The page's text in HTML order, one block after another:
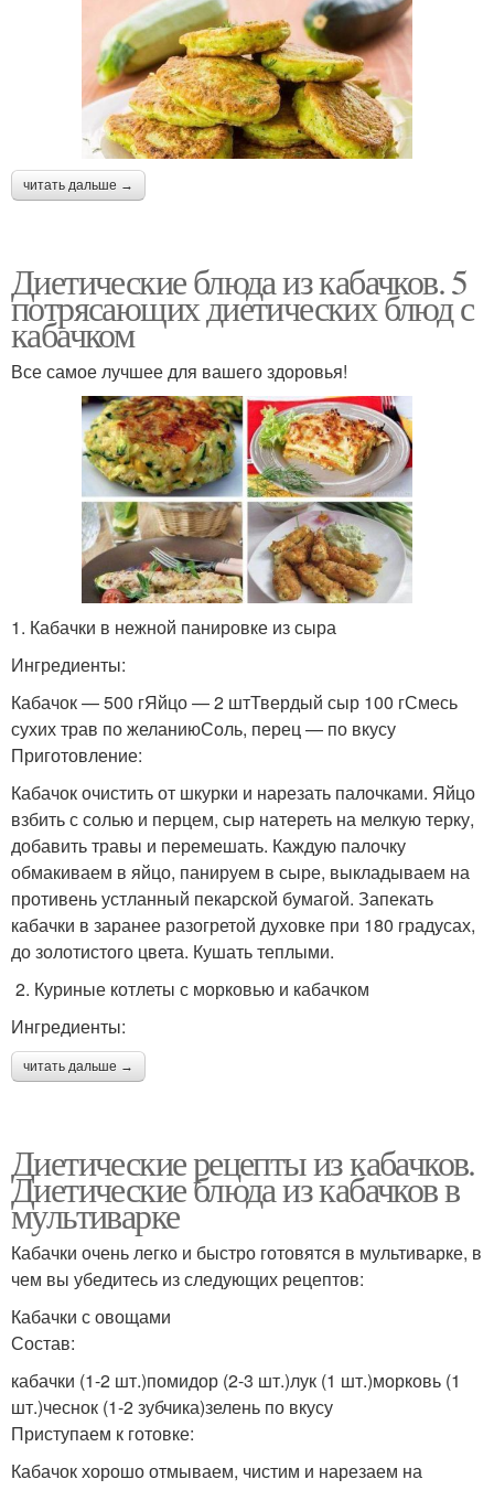
читать дальше →
Диетические блюда из кабачков. 5
потрясающих диетических блюд с
кабачком
Все самое лучшее для вашего здоровья!
1. Кабачки в нежной панировке из сыра
Ингредиенты:
Кабачок — 500 гЯйцо — 2 штТвердый сыр 100 гСмесь
сухих трав по желаниюСоль, перец — по вкусу
Приготовление:
Кабачок очистить от шкурки и нарезать палочками. Яйцо
взбить с солью и перцем, сыр натереть на мелкую терку,
добавить травы и перемешать. Каждую палочку
обмакиваем в яйцо, панируем в сыре, выкладываем на
противень устланный пекарской бумагой. Запекать
кабачки в заранее разогретой духовке при 180 градусах,
до золотистого цвета. Кушать теплыми.
2. Куриные котлеты с морковью и кабачком
Ингредиенты:
читать дальше →
Диетические рецепты из кабачков.
Диетические блюда из кабачков в
мультиварке
Кабачки очень легко и быстро готовятся в мультиварке, в
чем вы убедитесь из следующих рецептов:
Кабачки с овощами
Состав:
кабачки (1-2 шт.)помидор (2-3 шт.)лук (1 шт.)морковь (1
шт.)чеснок (1-2 зубчика)зелень по вкусу
Приступаем к готовке:
Кабачок хорошо отмываем, чистим и нарезаем на